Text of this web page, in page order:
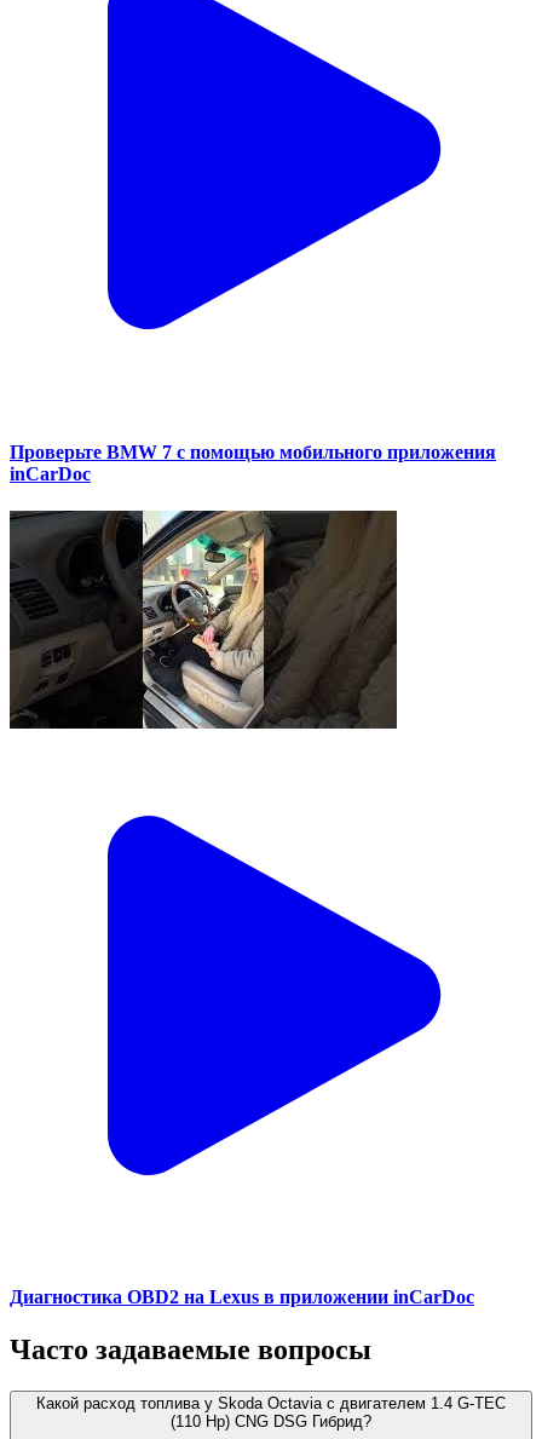
Проверьте BMW 7 с помощью мобильного приложения
inCarDoc
Диагностика OBD2 на Lexus в приложении inCarDoc
Часто задаваемые вопросы
Какой расход топлива у Skoda Octavia с двигателем 1.4 G-TEC
(110 Hp) CNG DSG Гибрид?